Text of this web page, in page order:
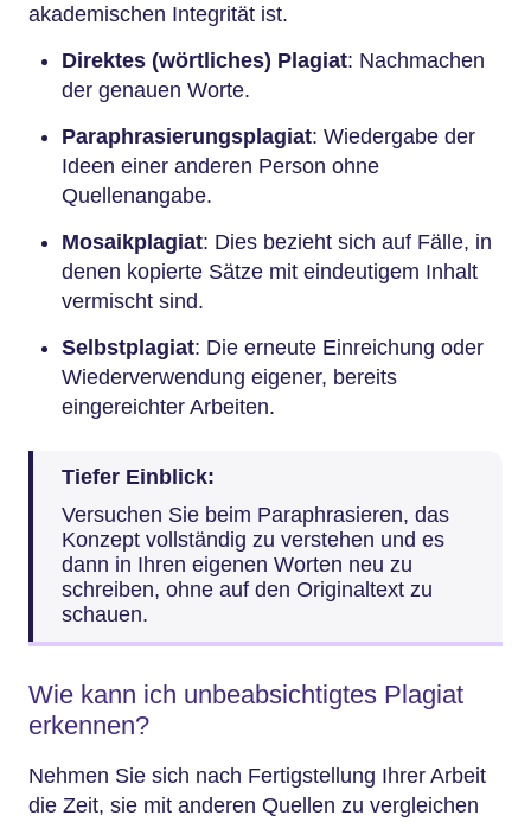
akademischen Integrität ist.
Direktes (wörtliches) Plagiat: Nachmachen
der genauen Worte.
Paraphrasierungsplagiat: Wiedergabe der
Ideen einer anderen Person ohne
Quellenangabe.
Mosaikplagiat: Dies bezieht sich auf Fälle, in
denen kopierte Sätze mit eindeutigem Inhalt
vermischt sind.
Selbstplagiat: Die erneute Einreichung oder
Wiederverwendung eigener, bereits
eingereichter Arbeiten.
Tiefer Einblick:
Versuchen Sie beim Paraphrasieren, das
Konzept vollständig zu verstehen und es
dann in Ihren eigenen Worten neu zu
schreiben, ohne auf den Originaltext zu
schauen.
Wie kann ich unbeabsichtigtes Plagiat
erkennen?
Nehmen Sie sich nach Fertigstellung Ihrer Arbeit
die Zeit, sie mit anderen Quellen zu vergleichen